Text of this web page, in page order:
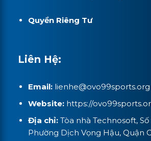
Quyền Riêng Tư
Liên Hệ:
Email: lienhe@ovo99sports.org
Website: https://
Địa chỉ: Tòa nhà Technosoft, Số
Phường Dịch Vọng Hậu, Quận